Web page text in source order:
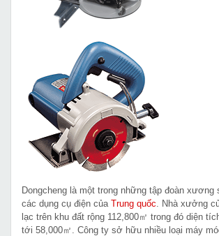
Dongcheng là một trong những tập đoàn xương
các dụng cụ điện của Trung quốc . Nhà xưởng
lạc trên khu đất rộng 112,800㎡ trong đó diện
tới 58,000㎡. Công ty sở hữu nhiều loại máy